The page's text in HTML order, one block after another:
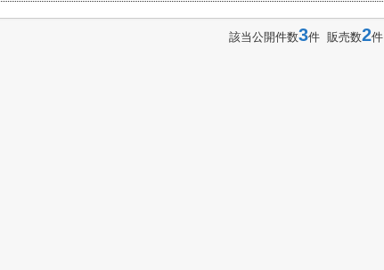
該当公開件数3件 販売数2件